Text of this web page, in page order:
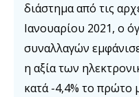
διάστημα από τις
Ιανουαρίου 2021, ο
συναλλαγών
η αξία των
κατά -4,4% το πρώτο